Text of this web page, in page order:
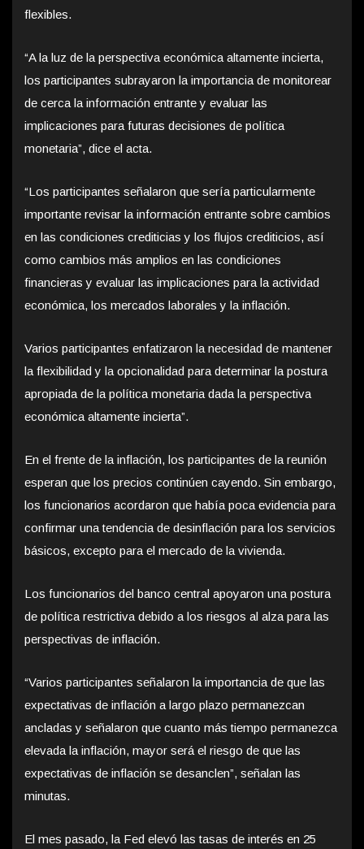
flexibles.
“A la luz de la perspectiva económica altamente incierta,
los participantes subrayaron la importancia de monitorear
de cerca la información entrante y evaluar las
implicaciones para futuras decisiones de política
monetaria”, dice el acta.
“Los participantes señalaron que sería particularmente
importante revisar la información entrante sobre cambios
en las condiciones crediticias y los flujos crediticios, así
como cambios más amplios en las condiciones
financieras y evaluar las implicaciones para la actividad
económica, los mercados laborales y la inflación.
Varios participantes enfatizaron la necesidad de mantener
la flexibilidad y la opcionalidad para determinar la postura
apropiada de la política monetaria dada la perspectiva
económica altamente incierta”.
En el frente de la inflación, los participantes de la reunión
esperan que los precios continúen cayendo. Sin embargo,
los funcionarios acordaron que había poca evidencia para
confirmar una tendencia de desinflación para los servicios
básicos, excepto para el mercado de la vivienda.
Los funcionarios del banco central apoyaron una postura
de política restrictiva debido a los riesgos al alza para las
perspectivas de inflación.
“Varios participantes señalaron la importancia de que las
expectativas de inflación a largo plazo permanezcan
ancladas y señalaron que cuanto más tiempo permanezca
elevada la inflación, mayor será el riesgo de que las
expectativas de inflación se desanclen”, señalan las
minutas.
El mes pasado, la Fed elevó las tasas de interés en 25